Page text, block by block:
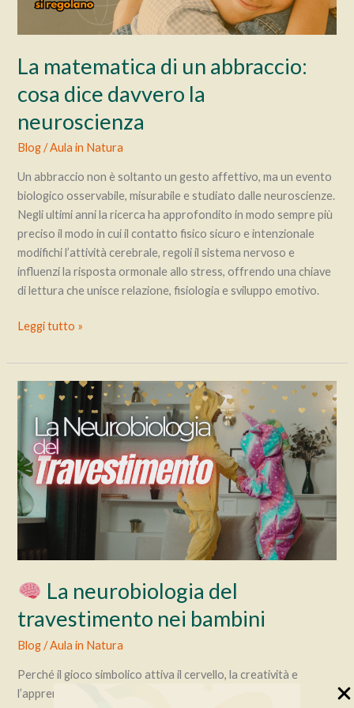
La matematica di un abbraccio:
cosa dice davvero la
neuroscienza
Blog/Aula in Natura
Un abbraccio non è soltanto un gesto affettivo, ma un evento
biologico osservabile, misurabile e studiato dalle neuroscienze.
Negli ultimi anni la ricerca ha approfondito in modo sempre più
preciso il modo in cui il contatto fisico sicuro e intenzionale
modifichi l’attività cerebrale, regoli il sistema nervoso e
influenzi la risposta ormonale allo stress, offrendo una chiave
di lettura che unisce relazione, fisiologia e sviluppo emotivo.
La
di
un
abbraccio:
cosa
dice
davvero
la
neuroscienza
Leggi tutto »
La neurobiologia del
travestimento nei bambini
Blog/Aula in Natura
Perché il gioco simbolico attiva il cervello, la creatività e
l’apprendimento Quando mio figlio era piccolo amava